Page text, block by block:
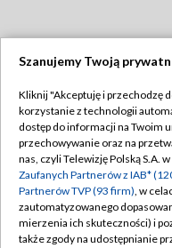
Abonament TVP
Emisja w TVP
Centrum informacji
Naziemna Telewizja
Szanujemy Twoją
Kliknij "Akceptuję i przechodzę
korzystanie z technologii
dostęp do informacji na Twoim
przechowywanie oraz na
nas, czyli Telewizję Polską S.A.
Zaufanych Partnerów z IAB*
Partnerów TVP (93 firm), w
zautomatyzowanego
mierzenia ich skuteczności) i
także zgody na udostępnianie